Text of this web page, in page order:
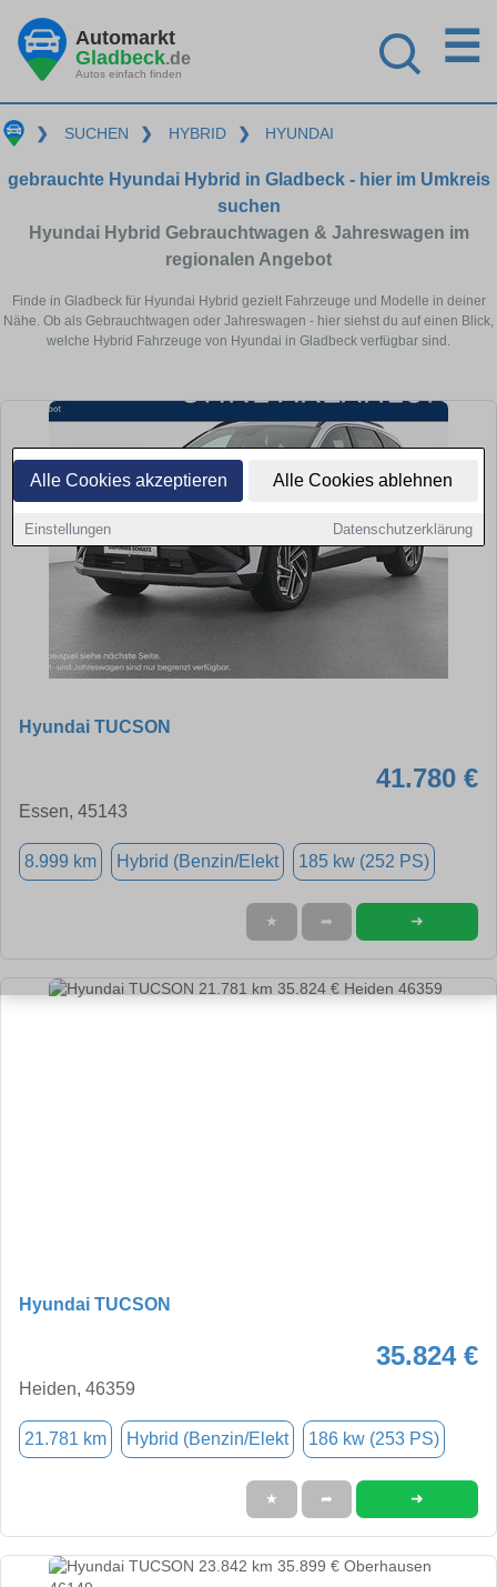
Alle Cookies akzeptieren Alle Cookies ablehnen
Einstellungen Datenschutzerklärung
Automarkt
Gladbeck.de
Autos einfach finden
☰
❯ SUCHEN ❯ HYBRID ❯ HYUNDAI
gebrauchte Hyundai Hybrid in Gladbeck - hier im Umkreis
suchen
Hyundai Hybrid Gebrauchtwagen & Jahreswagen im
regionalen Angebot
Finde in Gladbeck für Hyundai Hybrid gezielt Fahrzeuge und Modelle in deiner
Nähe. Ob als Gebrauchtwagen oder Jahreswagen - hier siehst du auf einen Blick,
welche Hybrid Fahrzeuge von Hyundai in Gladbeck verfügbar sind.
Hyundai TUCSON
41.780 €
Essen, 45143
8.999 km Hybrid (Benzin/Elekt 185 kw (252 PS)
★ ➦ ➜
Hyundai TUCSON
35.824 €
Heiden, 46359
21.781 km Hybrid (Benzin/Elekt 186 kw (253 PS)
★ ➦ ➜